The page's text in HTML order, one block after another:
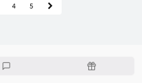
4 5
随